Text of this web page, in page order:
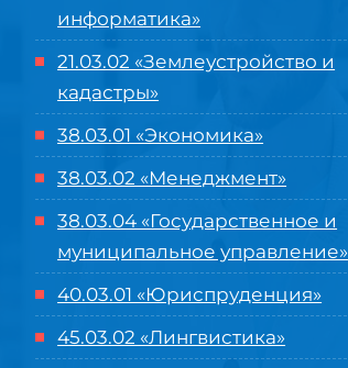
информатика»
21.03.02 «Землеустройство и
кадастры»
38.03.01 «Экономика»
38.03.02 «Менеджмент»
38.03.04 «Государственное и
муниципальное управление»
40.03.01 «Юриспруденция»
45.03.02 «Лингвистика»